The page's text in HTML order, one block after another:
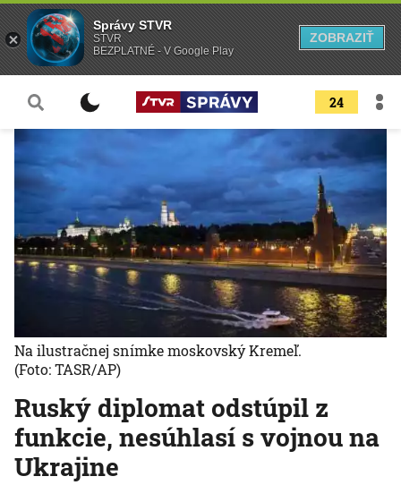
24
Ruský diplomat odstúpil z
funkcie, nesúhlasí s vojnou na
Ukrajine
Na ilustračnej snímke moskovský Kremeľ.
(Foto: TASR/AP)
Správy STVR
STVR
BEZPLATNÉ - V Google Play
ZOBRAZIŤ